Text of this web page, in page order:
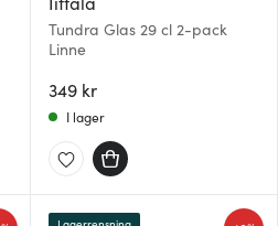
Tundra Glas 29 cl 2-pack
Linne
349 kr
I lager